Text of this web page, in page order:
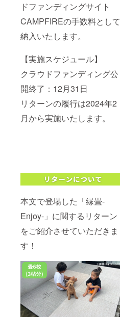
ドファンディングサイト
CAMPFIREの手数料として
納入いたします。
【実施スケジュール】
クラウドファンディング公
開終了：12月31日
リターンの履行は2024年2
月から実施いたします。
本文で登場した「縁畳-
Enjoy-」に関するリターン
をご紹介させていただきま
す！